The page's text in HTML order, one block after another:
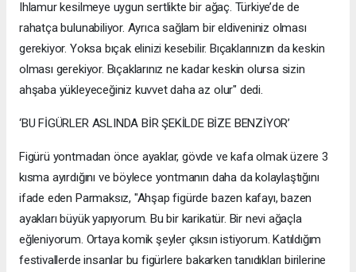
Ihlamur kesilmeye uygun sertlikte bir ağaç. Türkiye’de de
rahatça bulunabiliyor. Ayrıca sağlam bir eldiveniniz olması
gerekiyor. Yoksa bıçak elinizi kesebilir. Bıçaklarınızın da keskin
olması gerekiyor. Bıçaklarınız ne kadar keskin olursa sizin
ahşaba yükleyeceğiniz kuvvet daha az olur" dedi.
‘BU FİGÜRLER ASLINDA BİR ŞEKİLDE BİZE BENZİYOR’
Figürü yontmadan önce ayaklar, gövde ve kafa olmak üzere 3
kısma ayırdığını ve böylece yontmanın daha da kolaylaştığını
ifade eden Parmaksız, "Ahşap figürde bazen kafayı, bazen
ayakları büyük yapıyorum. Bu bir karikatür. Bir nevi ağaçla
eğleniyorum. Ortaya komik şeyler çıksın istiyorum. Katıldığım
festivallerde insanlar bu figürlere bakarken tanıdıkları birilerine